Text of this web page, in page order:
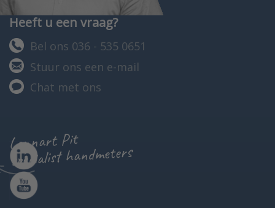
Heeft u een vraag?
Bel ons 036 - 535 0651
Stuur ons een e-mail
Chat met ons
Lennart Pit
specialist handmeters